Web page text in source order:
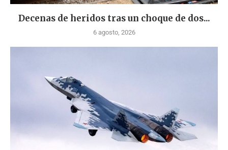
Decenas de heridos tras un choque de dos...
6 agosto, 2026